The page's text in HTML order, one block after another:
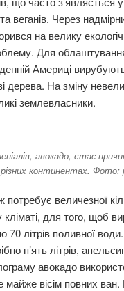
та веганів. Через
на велику
Для
Америці вирубують
дерева. На зміну
землевласники.
авокадо, стає
континентах. Фото:
потребує величезної
для того, щоб
70 літрів поливної
п’ять літрів,
авокадо
майже вісім повних